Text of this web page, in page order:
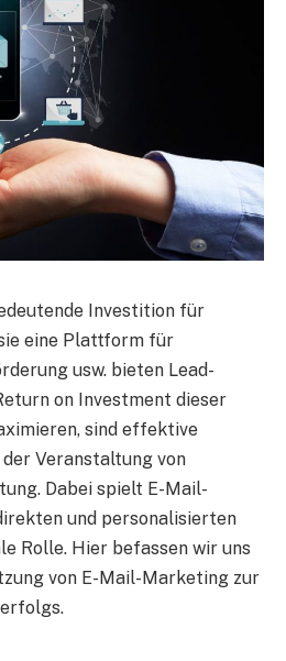
Investition für
eine Plattform für
usw. bieten Lead-
on Investment dieser
sind effektive
Veranstaltung von
Dabei spielt E-Mail-
und personalisierten
Rolle. Hier befassen wir uns
von E-Mail-Marketing zur